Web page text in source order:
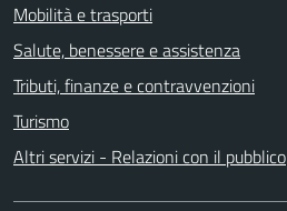
Mobilità e trasporti
Salute, benessere e assistenza
Tributi, finanze e contravvenzioni
Turismo
Altri servizi - Relazioni con il pubblico